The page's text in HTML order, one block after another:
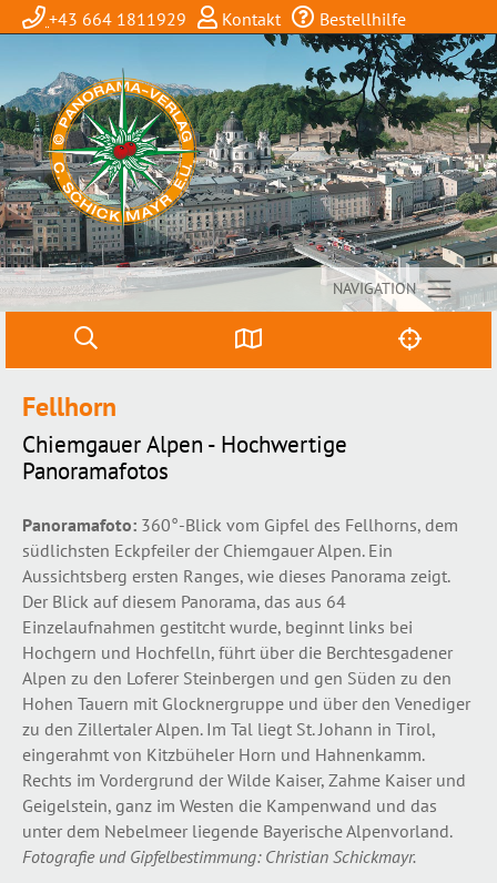
+43 664 1811929 Kontakt Bestellhilfe
NAVIGATION
Fellhorn
Chiemgauer Alpen - Hochwertige
Panoramafotos
Panoramafoto: 360°-Blick vom Gipfel des Fellhorns, dem
südlichsten Eckpfeiler der Chiemgauer Alpen. Ein
Aussichtsberg ersten Ranges, wie dieses Panorama zeigt.
Der Blick auf diesem Panorama, das aus 64
Einzelaufnahmen gestitcht wurde, beginnt links bei
Hochgern und Hochfelln, führt über die Berchtesgadener
Alpen zu den Loferer Steinbergen und gen Süden zu den
Hohen Tauern mit Glocknergruppe und über den Venediger
zu den Zillertaler Alpen. Im Tal liegt St. Johann in Tirol,
eingerahmt von Kitzbüheler Horn und Hahnenkamm.
Rechts im Vordergrund der Wilde Kaiser, Zahme Kaiser und
Geigelstein, ganz im Westen die Kampenwand und das
unter dem Nebelmeer liegende Bayerische Alpenvorland.
Fotografie und Gipfelbestimmung: Christian Schickmayr.